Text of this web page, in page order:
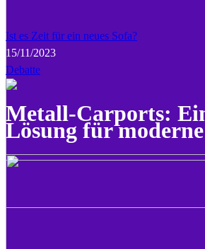
Ist es Zeit für ein neues Sofa?
15/11/2023
Debatte
Metall-Carports:
Lösung für